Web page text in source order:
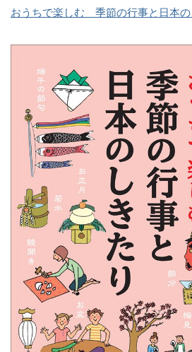
おうちで楽しむ 季節の行事と日本の